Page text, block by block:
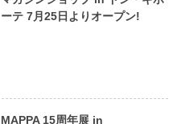
ーテ 7月25日よりオープン!
MAPPA 15周年展 in